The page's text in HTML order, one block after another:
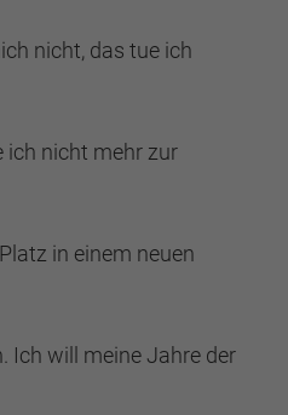
nicht, das tue ich
ich nicht mehr zur
in einem neuen
Ich will meine Jahre der